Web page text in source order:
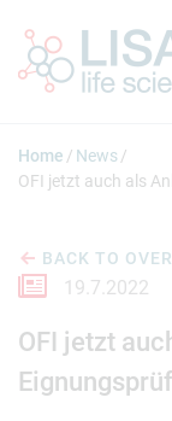
Home
News
OFI jetzt auch als
BACK TO
19.7.2022
OFI jetzt